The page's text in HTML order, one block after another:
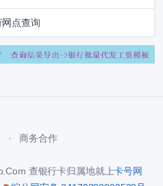
点查询
商务合作
查银行卡归属地就上卡号网